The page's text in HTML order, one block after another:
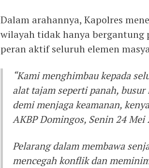
Dalam arahannya, Kapolres
wilayah tidak hanya bergantung
peran aktif seluruh elemen
“Kami menghimbau kepada
alat tajam seperti panah,
demi menjaga keamanan,
AKBP Domingos, Senin 24 Mei
Pelarang dalam membawa
mencegah konflik dan